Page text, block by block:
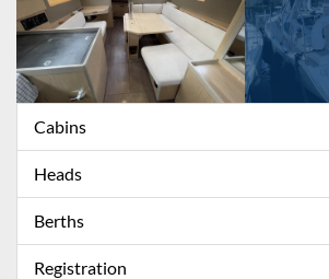
Cabins
Heads
Berths
Registration